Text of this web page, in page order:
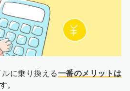
に乗り換える一番のメリットは
。